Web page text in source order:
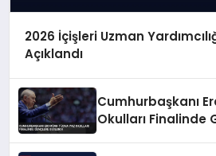
2026 İçişleri Uzman
Açıklandı
Cumhurbaşkanı
Okulları Finalinde